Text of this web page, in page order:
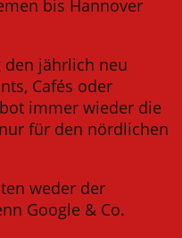
bis Hannover
den jährlich neu
Cafés oder
immer wieder die
für den nördlichen
weder der
Google & Co.